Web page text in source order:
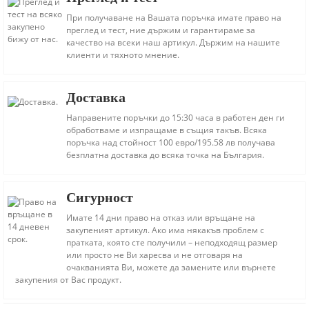
При получаване на Вашата поръчка имате право на
преглед и тест, ние държим и гарантираме за
качество на всеки наш артикул. Държим на нашите
клиенти и тяхното мнение.
Доставка
Направените поръчки до 15:30 часа в работен ден ги
обработваме и изпращаме в същия такъв. Всяка
поръчка над стойност 100 евро/195.58 лв получава
безплатна доставка до всяка точка на България.
Сигурност
Имате 14 дни право на отказ или връщане на
закупеният артикул. Ако има някакъв проблем с
пратката, която сте получили – неподходящ размер
или просто не Ви харесва и не отговаря на
очакванията Ви, можете да замените или върнете
закупения от Вас продукт.